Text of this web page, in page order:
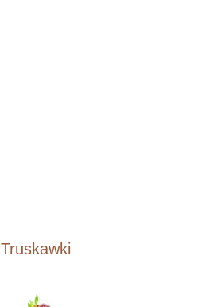
Truskawki